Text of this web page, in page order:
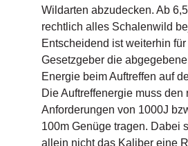
Wildarten abzudecken. Ab
rechtlich alles Schalenwild
Entscheidend ist weiterhin für
Gesetzgeber die
Energie beim Auftreffen auf
Die Auftreffenergie muss den
Anforderungen von 1000J
100m Genüge tragen. Dabei
allein nicht das Kaliber eine